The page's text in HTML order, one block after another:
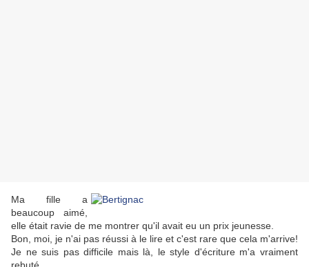
Ma fille a
beaucoup aimé,
elle était ravie de me montrer qu'il avait eu un prix jeunesse.
Bon, moi, je n'ai pas réussi à le lire et c'est rare que cela m'arrive!
Je ne suis pas difficile mais là, le style d'écriture m'a vraiment